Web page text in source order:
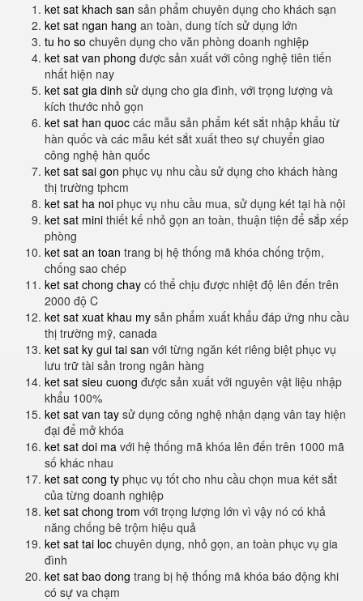
ket sat khach san sản phẩm chuyên dụng cho khách sạn
ket sat ngan hang an toàn, dung tích sử dụng lớn
tu ho so chuyên dụng cho văn phòng doanh nghiệp
ket sat van phong được sản xuất với công nghệ tiên tiến
nhất hiện nay
ket sat gia dinh sử dụng cho gia đình, với trọng lượng và
kích thước nhỏ gọn
ket sat han quoc các mẫu sản phẩm két sắt nhập khẩu từ
hàn quốc và các mẫu két sắt xuất theo sự chuyển giao
công nghệ hàn quốc
ket sat sai gon phục vụ nhu cầu sử dụng cho khách hàng
thị trường tphcm
ket sat ha noi phục vụ nhu cầu mua, sử dụng két tại hà nội
ket sat mini thiết kế nhỏ gọn an toàn, thuận tiện để sắp xếp
phòng
ket sat an toan trang bị hệ thống mã khóa chống trộm,
chống sao chép
ket sat chong chay có thể chịu được nhiệt độ lên đến trên
2000 độ C
ket sat xuat khau my sản phẩm xuất khẩu đáp ứng nhu cầu
thị trường mỹ, canada
ket sat ky gui tai san với từng ngăn két riêng biệt phục vụ
lưu trữ tài sản trong ngân hàng
ket sat sieu cuong được sản xuất với nguyên vật liệu nhập
khẩu 100%
ket sat van tay sử dụng công nghệ nhận dạng vân tay hiện
đại để mở khóa
ket sat doi ma với hệ thống mã khóa lên đến trên 1000 mã
số khác nhau
ket sat cong ty phục vụ tốt cho nhu cầu chọn mua két sắt
của từng doanh nghiệp
ket sat chong trom với trọng lượng lớn vì vậy nó có khả
năng chống bê trộm hiệu quả
ket sat tai loc chuyên dụng, nhỏ gọn, an toàn phục vụ gia
đình
ket sat bao dong trang bị hệ thống mã khóa báo động khi
có sự va chạm